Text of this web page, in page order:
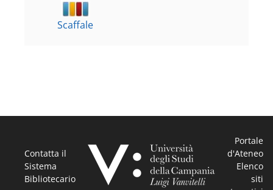
Scaffale
Contatta il
Sistema
Bibliotecario
Portale
d'Ateneo
Elenco
siti